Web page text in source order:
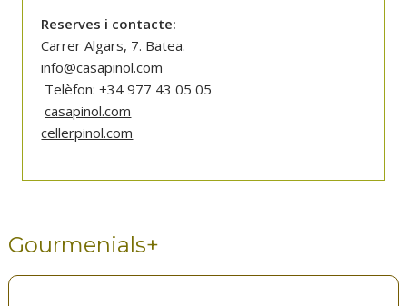
Reserves i contacte:
Carrer Algars, 7. Batea.
info@casapinol.com
Telèfon: +34 977 43 05 05
casapinol.com
cellerpinol.com
Gourmenials+